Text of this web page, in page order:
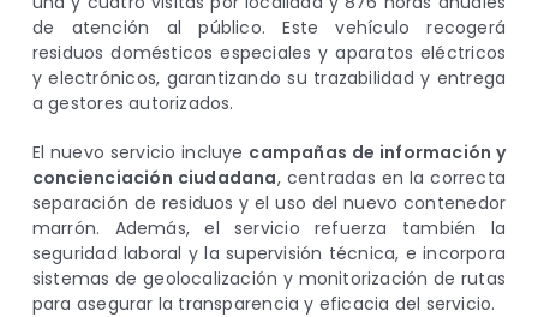
de atención al público. Este vehículo recogerá
residuos domésticos especiales y aparatos eléctricos
y electrónicos, garantizando su trazabilidad y entrega
a gestores autorizados.
El nuevo servicio incluye campañas de información y
concienciación ciudadana, centradas en la correcta
separación de residuos y el uso del nuevo contenedor
marrón. Además, el servicio refuerza también la
seguridad laboral y la supervisión técnica, e incorpora
sistemas de geolocalización y monitorización de rutas
para asegurar la transparencia y eficacia del servicio.